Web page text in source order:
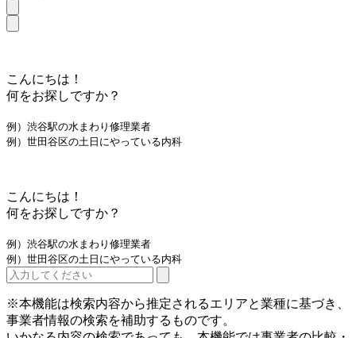
こんにちは！
何をお探しですか？
例）渋谷駅の水まわり修理業者
例）世田谷区の土日にやっている内科
こんにちは！
何をお探しですか？
例）渋谷駅の水まわり修理業者
例）世田谷区の土日にやっている内科
※本機能は検索内容から推定されるエリアと業種に基づき、
事業者情報の検索を補助するものです。